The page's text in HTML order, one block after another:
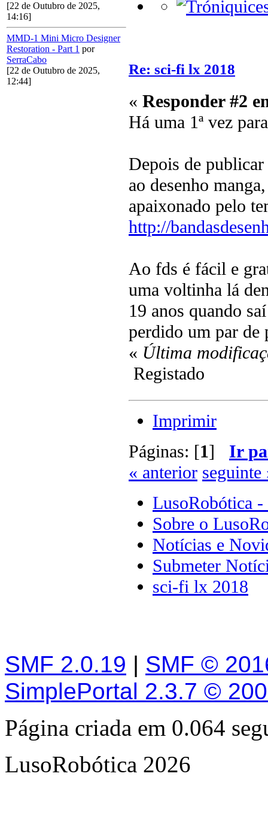
[22 de Outubro de 2025,
14:16]
MMD-1 Mini Micro Designer
Restoration - Part 1 por
SerraCabo
[22 de Outubro de 2025,
12:44]
Re: sci-fi lx 2018
« Responder #2
Há uma 1ª vez
Depois de
ao desenho
apaixonado pelo
http://
Ao fds é fácil e
uma voltinha lá
19 anos quando
perdido um par
« Última
Registado
Imprimir
Páginas: [1] Ir
« anterior seguinte
LusoRobótica -
Sobre o
Notícias e
Submeter
sci-fi lx 2018
SMF 2.0.19 | SMF ©
SimplePortal 2.3.7 ©
Página criada em 0.064
LusoRobótica 2026